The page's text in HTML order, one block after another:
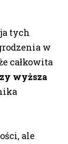
tych
w
całkowita
wyższa
ale